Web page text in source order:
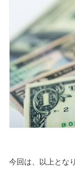
今回は、以上とな